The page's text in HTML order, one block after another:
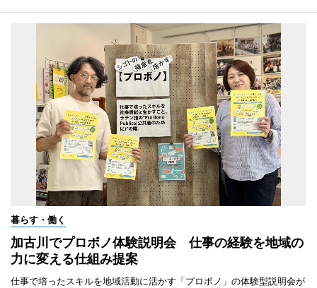
暮らす・働く
加古川でプロボノ体験説明会 仕事の経験を地域の
力に変える仕組み提案
仕事で培ったスキルを地域活動に活かす「プロボノ」の体験型説明会が